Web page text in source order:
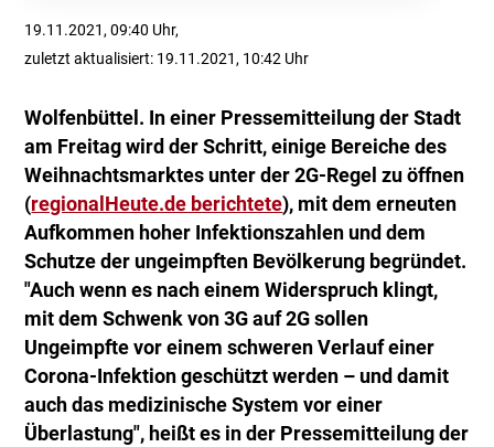
19.11.2021, 09:40 Uhr,
zuletzt aktualisiert: 19.11.2021, 10:42 Uhr
Wolfenbüttel. In einer Pressemitteilung der Stadt
am Freitag wird der Schritt, einige Bereiche des
Weihnachtsmarktes unter der 2G-Regel zu öffnen
(regionalHeute.de berichtete), mit dem erneuten
Aufkommen hoher Infektionszahlen und dem
Schutze der ungeimpften Bevölkerung begründet.
"Auch wenn es nach einem Widerspruch klingt,
mit dem Schwenk von 3G auf 2G sollen
Ungeimpfte vor einem schweren Verlauf einer
Corona-Infektion geschützt werden – und damit
auch das medizinische System vor einer
Überlastung", heißt es in der Pressemitteilung der